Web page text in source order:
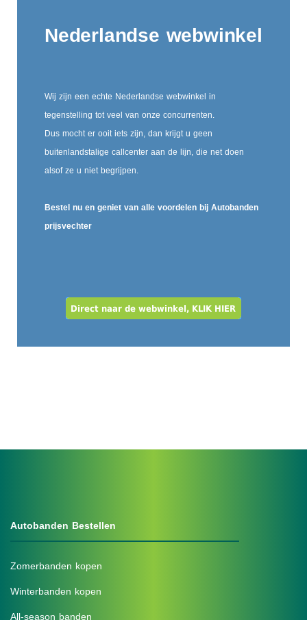
Nederlandse webwinkel
Wij zijn een echte Nederlandse webwinkel in
tegenstelling tot veel van onze concurrenten.
Dus mocht er ooit iets zijn, dan krijgt u geen
buitenlandstalige callcenter aan de lijn, die net doen
alsof ze u niet begrijpen.
Bestel nu en geniet van alle voordelen bij Autobanden
prijsvechter
Autobanden Bestellen
Zomerbanden kopen
Winterbanden kopen
All-season banden